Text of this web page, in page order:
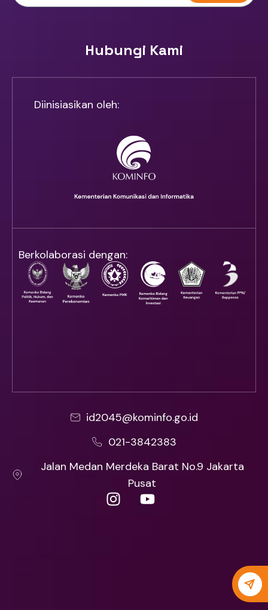
Hubungi Kami
Diinisiasikan oleh:
Berkolaborasi dengan:
id2045@kominfo.go.id
021-3842383
Jalan Medan Merdeka Barat No.9 Jakarta
Pusat